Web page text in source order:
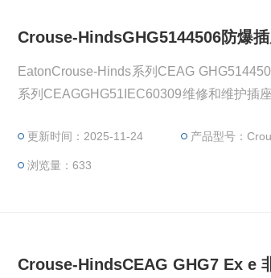
Crouse-HindsGHG5144506防爆
EatonCrouse-Hinds系列CEAG
系列CEAGGHG51IEC60309维修和维护插
允许在防爆区域使用非危险设备（例如钻
地进行维护和维修工作。
更新时间：2025-11-24 产品型号：
浏览量：633
Crouse-HindsCEAG GHG7 Ex e